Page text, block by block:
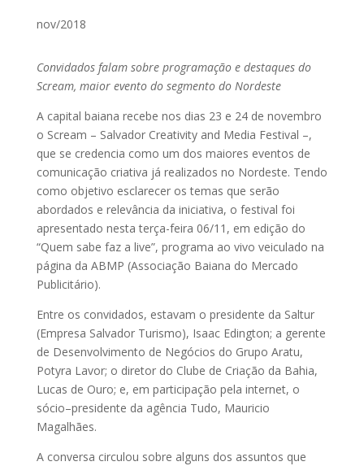
nov/2018
Convidados falam sobre programação e destaques do
Scream, maior evento do segmento do Nordeste
A capital baiana recebe nos dias 23 e 24 de novembro
o Scream – Salvador Creativity and Media Festival –,
que se credencia como um dos maiores eventos de
comunicação criativa já realizados no Nordeste. Tendo
como objetivo esclarecer os temas que serão
abordados e relevância da iniciativa, o festival foi
apresentado nesta terça-feira 06/11, em edição do
“Quem sabe faz a live”, programa ao vivo veiculado na
página da ABMP (Associação Baiana do Mercado
Publicitário).
Entre os convidados, estavam o presidente da Saltur
(Empresa Salvador Turismo), Isaac Edington; a gerente
de Desenvolvimento de Negócios do Grupo Aratu,
Potyra Lavor; o diretor do Clube de Criação da Bahia,
Lucas de Ouro; e, em participação pela internet, o
sócio–presidente da agência Tudo, Mauricio
Magalhães.
A conversa circulou sobre alguns dos assuntos que